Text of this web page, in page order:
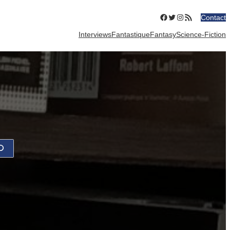
Facebook
Twitter
Instagram
Flux RSSContact
InterviewsFantastiqueFantasyScience-Fiction